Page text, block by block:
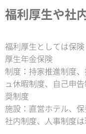
福利厚生や社
福利厚生としては保
厚生年金保険
制度：持家推進制度
ュ休暇制度、自己申
奨制度
施設：直営ホテル、保
社内制度、人事制度は